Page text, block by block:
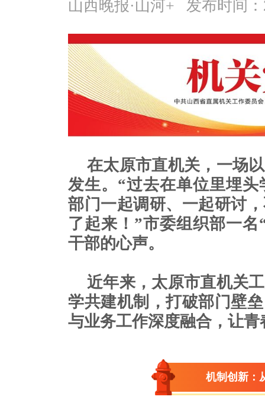
山西晚报·山河+ 发布时间：
在太原市直机关，一场
发生。“过去在单位里埋
部门一起调研、一起研讨
了起来！”市委组织部一
干部的心声。
近年来，太原市直机关
学共建机制，打破部门壁
与业务工作深度融合，让
机制创新：